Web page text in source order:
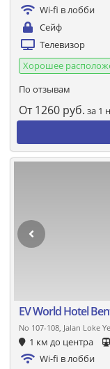
Wi-fi в лобби
Сейф
Телевизор
Хорошее
По отзывам
От 1260 руб. за 1
EV World Hotel
No 107-108, Jalan Loke
1 км до центра
Wi-fi в лобби